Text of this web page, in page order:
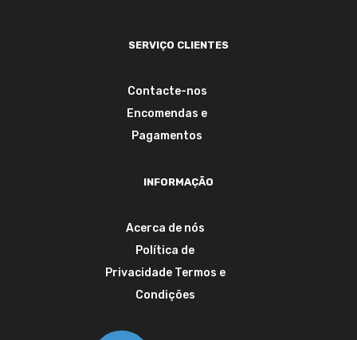
SERVIÇO CLIENTES
Contacte-nos
Encomendas e
Pagamentos
INFORMAÇÃO
Acerca de nós
Política de
Privacidade Termos e
Condições